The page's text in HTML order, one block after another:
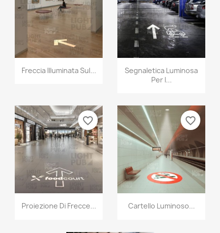
Freccia Illuminata Sul...
Segnaletica Luminosa
Per I...
Proiezione Di Frecce...
favorite_border
Cartello Luminoso...
favorite_border